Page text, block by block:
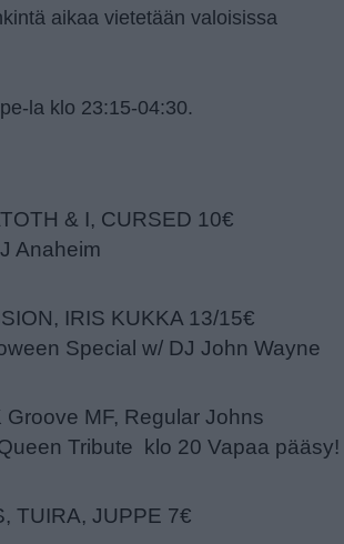
aikaa vietetään valoisissa
la klo 23:15-04:30.
& I, CURSED 10€
Anaheim
IRIS KUKKA 13/15€
Special w/ DJ John Wayne
MF, Regular Johns
Tribute klo 20 Vapaa pääsy!
TUIRA, JUPPE 7€